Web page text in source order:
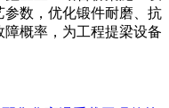
数，优化锻件耐磨、抗
概率，为工程提梁设备